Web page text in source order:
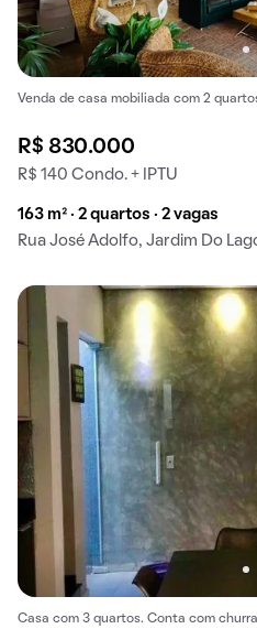
Venda de casa mobiliada com 2
R$ 830.000
R$ 140 Condo. + IPTU
163 m² · 2 quartos · 2 vagas
Rua José Adolfo, Jardim Do
Casa com 3 quartos. Conta com